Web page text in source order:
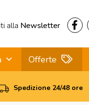
alla Newsletter
Offerte
Spedizione 24/48 ore